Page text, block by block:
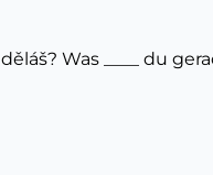
Was ____ du